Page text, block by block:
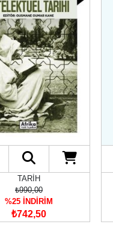
TARİH
₺990,00
%25 İNDİRİM
₺742,50